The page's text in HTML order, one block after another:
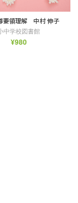
要領理解 中村 伸子
中学校図書館
¥980